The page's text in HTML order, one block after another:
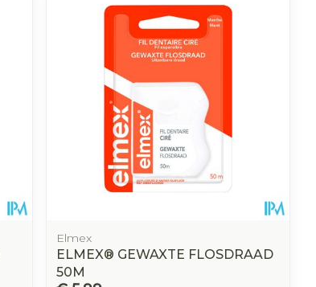
Elmex
ELMEX® GEWAXTE FLOSDRAAD
50M